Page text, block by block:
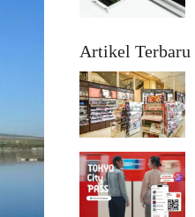
Artikel Terbaru